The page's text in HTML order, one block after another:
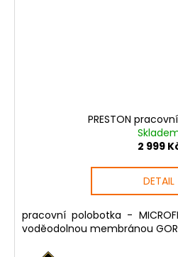
PRESTON
2 999
DETAIL
pracovní polobotka -
voděodolnou membránou